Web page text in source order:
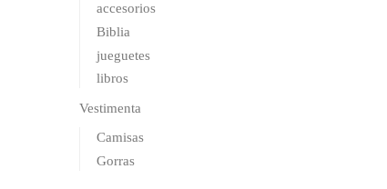
accesorios
Biblia
jueguetes
libros
Vestimenta
Camisas
Gorras